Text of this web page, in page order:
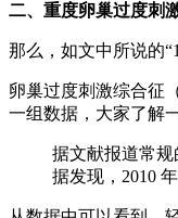
二、重度卵巢过度刺
那么，如文中所说的
卵巢过度刺激综合征
一组数据，大家了解
据文献报道常规
据发现，2010